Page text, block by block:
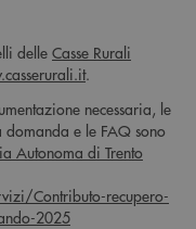
delleCasse Rurali
.
necessaria, le
e le FAQ sono
Autonoma di Trento
Contributo-recupero-
2025